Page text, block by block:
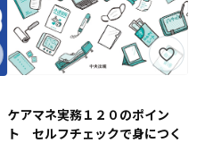
ケアマネ実務１２０のポイン
ト セルフチェックで身につく